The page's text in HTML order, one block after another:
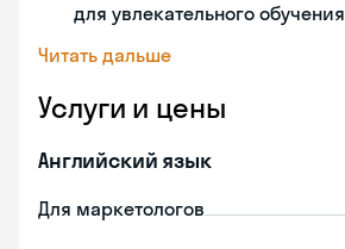
для увлекательного обучения
Читать дальше
Услуги и цены
Английский язык
Для маркетологов